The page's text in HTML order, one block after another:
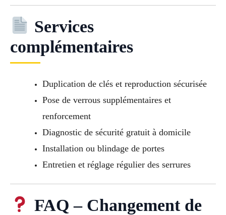
Services
complémentaires
Duplication de clés et reproduction sécurisée
Pose de verrous supplémentaires et
renforcement
Diagnostic de sécurité gratuit à domicile
Installation ou blindage de portes
Entretien et réglage régulier des serrures
FAQ – Changement de